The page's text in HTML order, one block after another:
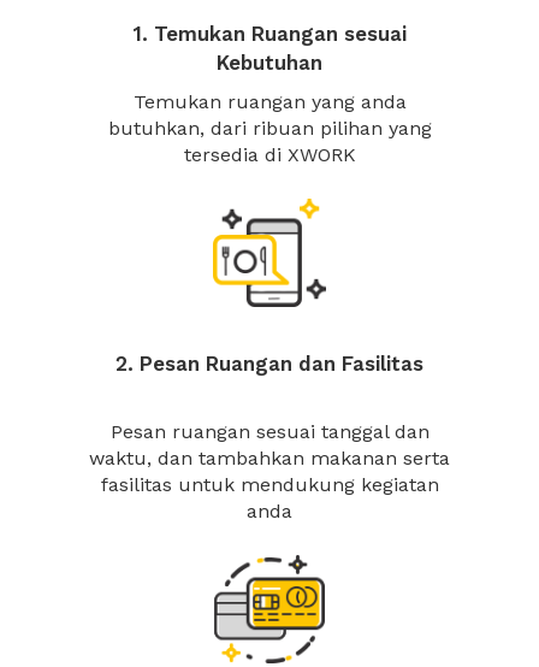
1. Temukan Ruangan sesuai
Kebutuhan
Temukan ruangan yang anda
butuhkan, dari ribuan pilihan yang
tersedia di XWORK
2. Pesan Ruangan dan Fasilitas
Pesan ruangan sesuai tanggal dan
waktu, dan tambahkan makanan serta
fasilitas untuk mendukung kegiatan
anda